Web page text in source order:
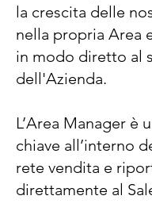
la crescita delle
nella propria Area
in modo diretto al
dell'Azienda.
L’Area Manager è
chiave all’interno
rete vendita e
direttamente al